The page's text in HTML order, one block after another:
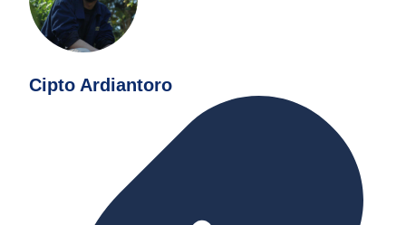
Cipto Ardiantoro